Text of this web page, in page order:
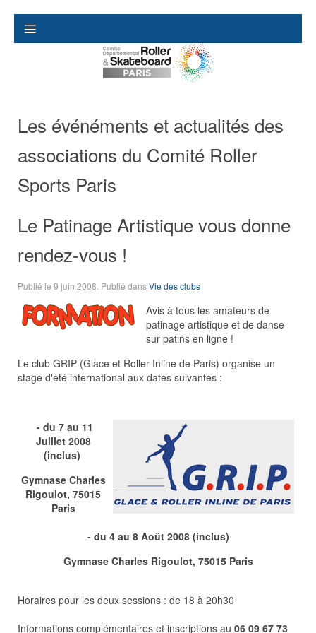
Les événéments et actualités des
associations du Comité Roller
Sports Paris
Le Patinage Artistique vous donne
rendez-vous !
Publié le 9 juin 2008 . Publié dansVie des clubs
Avis à tous les amateurs de
patinage artistique et de danse
sur patins en ligne !
Le club GRIP (Glace et Roller Inline de Paris) organise un
stage d'été international aux dates suivantes :
- du 7 au 11
Juillet 2008
(inclus)
Gymnase Charles
Rigoulot, 75015
Paris
- du 4 au 8 Août 2008 (inclus)
Gymnase Charles Rigoulot, 75015 Paris
Horaires pour les deux sessions : de 18 à 20h30
Informations complémentaires et inscriptions au 06 09 67 73